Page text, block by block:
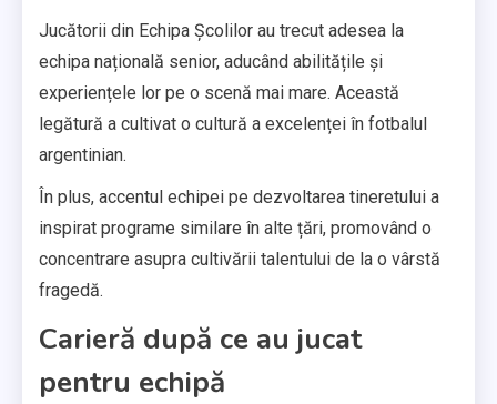
Jucătorii din Echipa Școlilor au trecut adesea la
echipa națională senior, aducând abilitățile și
experiențele lor pe o scenă mai mare. Această
legătură a cultivat o cultură a excelenței în fotbalul
argentinian.
În plus, accentul echipei pe dezvoltarea tineretului a
inspirat programe similare în alte țări, promovând o
concentrare asupra cultivării talentului de la o vârstă
fragedă.
Carieră după ce au jucat
pentru echipă